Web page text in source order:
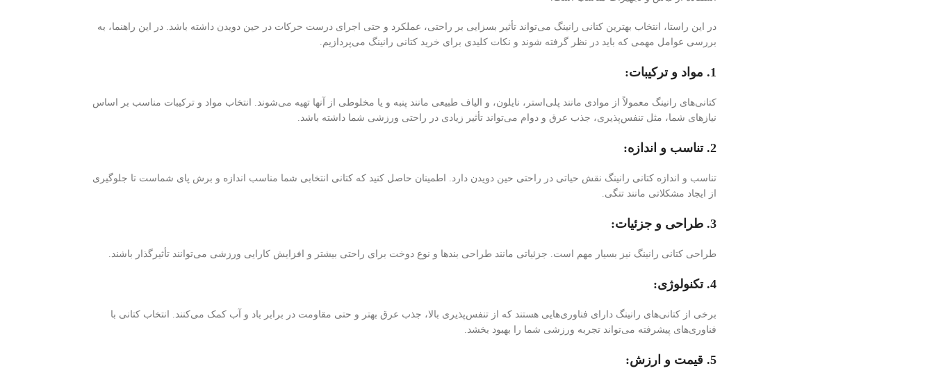
در این راستا، انتخاب بهترین کتانی رانینگ می‌تواند تأثیر بسزایی بر راحتی، عملکرد و حتی اجرای درست حرکات در حین دویدن داشته باشد. در این راهنما، به
بررسی عوامل مهمی که باید در نظر گرفته شوند و نکات کلیدی برای خرید کتانی رانینگ می‌پردازیم.
1. مواد و ترکیبات:
کتانی‌های رانینگ معمولاً از موادی مانند پلی‌استر، نایلون، و الیاف طبیعی مانند پنبه و یا مخلوطی از آنها تهیه می‌شوند. انتخاب مواد و ترکیبات مناسب بر اساس
نیازهای شما، مثل تنفس‌پذیری، جذب عرق و دوام می‌تواند تأثیر زیادی در راحتی ورزشی شما داشته باشد.
2. تناسب و اندازه:
تناسب و اندازه کتانی رانینگ نقش حیاتی در راحتی حین دویدن دارد. اطمینان حاصل کنید که کتانی انتخابی شما مناسب اندازه و برش پای شماست تا جلوگیری
از ایجاد مشکلاتی مانند تنگی.
3. طراحی و جزئیات:
طراحی کتانی رانینگ نیز بسیار مهم است. جزئیاتی مانند طراحی بندها و نوع دوخت برای راحتی بیشتر و افزایش کارایی ورزشی می‌توانند تأثیرگذار باشند.
4. تکنولوژی:
برخی از کتانی‌های رانینگ دارای فناوری‌هایی هستند که از تنفس‌پذیری بالا، جذب عرق بهتر و حتی مقاومت در برابر باد و آب کمک می‌کنند. انتخاب کتانی با
فناوری‌های پیشرفته می‌تواند تجربه ورزشی شما را بهبود بخشد.
5. قیمت و ارزش: